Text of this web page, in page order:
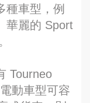
種車型，例
華麗的 Sport
Tourneo
動車型可容